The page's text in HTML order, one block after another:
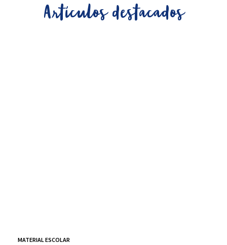
Artículos destacados
MATERIAL ESCOLAR